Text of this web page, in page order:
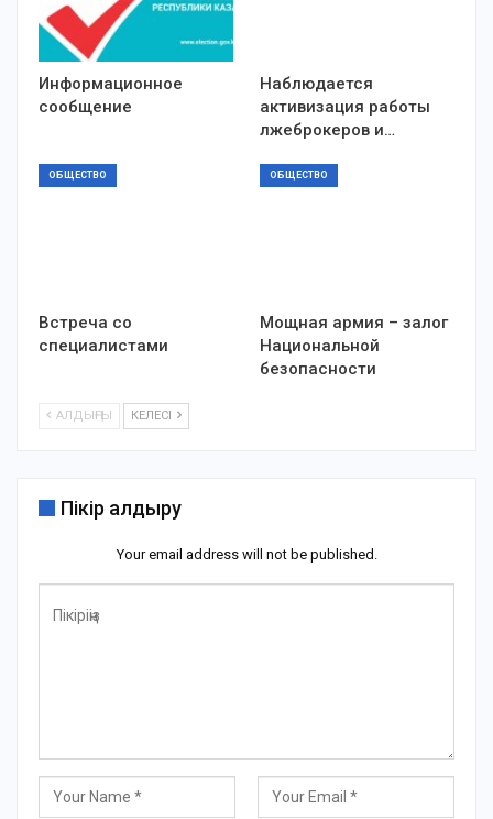
Информационное
сообщение
Наблюдается
активизация работы
лжеброкеров и…
ОБЩЕСТВО
Встреча со
специалистами
ОБЩЕСТВО
Мощная армия – залог
Национальной
безопасности
АЛДЫҢҒЫ КЕЛЕСІ
Пікір қалдыру
Your email address will not be published.